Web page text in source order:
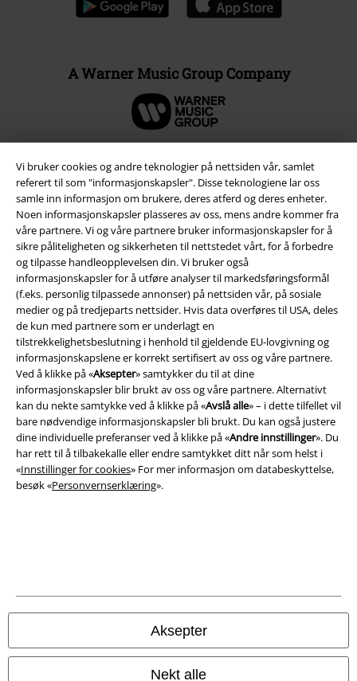
Vi bruker cookies og andre teknologier på nettsiden vår, samlet
referert til som "informasjonskapsler". Disse teknologiene lar oss
samle inn informasjon om brukere, deres atferd og deres enheter.
Noen informasjonskapsler plasseres av oss, mens andre kommer fra
våre partnere. Vi og våre partnere bruker informasjonskapsler for å
sikre påliteligheten og sikkerheten til nettstedet vårt, for å forbedre
og tilpasse handleopplevelsen din. Vi bruker også
informasjonskapsler for å utføre analyser til markedsføringsformål
(f.eks. personlig tilpassede annonser) på nettsiden vår, på sosiale
medier og på tredjeparts nettsider. Hvis data overføres til USA, deles
de kun med partnere som er underlagt en
tilstrekkelighetsbeslutning i henhold til gjeldende EU-lovgivning og
informasjonskapslene er korrekt sertifisert av oss og våre partnere.
Ved å klikke på «Aksepter» samtykker du til at dine
informasjonskapsler blir brukt av oss og våre partnere. Alternativt
kan du nekte samtykke ved å klikke på «Avslå alle» – i dette tilfellet vil
bare nødvendige informasjonskapsler bli brukt. Du kan også justere
dine individuelle preferanser ved å klikke på «Andre innstillinger». Du
har rett til å tilbakekalle eller endre samtykket ditt når som helst i
«Innstillinger for cookies» For mer informasjon om databeskyttelse,
besøk «Personvernserklæring».
Aksepter
Nekt alle
A Warner Music Group Company
Juridisk informasjon/Vilkår
Vilkår
Impressum
Konfidensialitetserklæring
Avfallshåndtering og miljøbeskyttelse
Samsvarserklæring